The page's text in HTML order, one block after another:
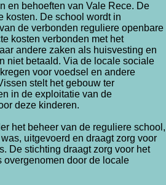
en behoeften van Vale Rece. De
kosten. De school wordt in
de verbonden reguliere openbare
kosten verbonden met het
andere zaken als huisvesting en
niet betaald. Via de locale sociale
voor voedsel en andere
stelt het gebouw ter
in de exploitatie van de
deze kinderen.
het beheer van de reguliere school,
uitgevoerd en draagt zorg voor
De stichting draagt zorg voor het
overgenomen door de locale